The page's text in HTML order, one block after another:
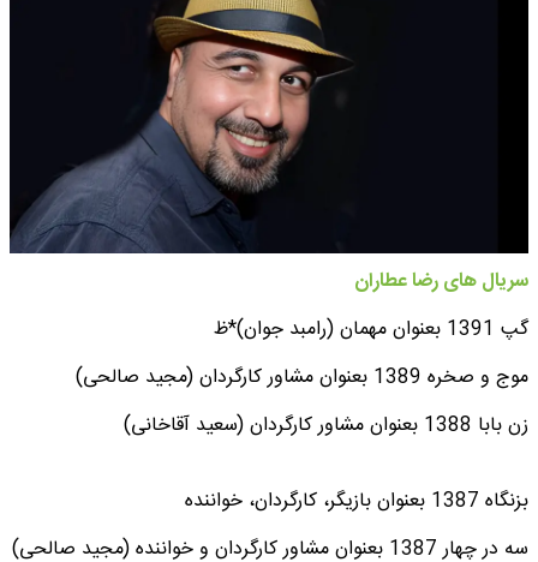
سریال های رضا عطاران
گپ 1391 بعنوان مهمان (رامبد جوان)*ظ
موج و صخره 1389 بعنوان مشاور کارگردان (مجید صالحی)
زن بابا 1388 بعنوان مشاور کارگردان (سعید آقاخانی)
بزنگاه 1387 بعنوان بازیگر، کارگردان، خواننده
سه در چهار 1387 بعنوان مشاور کارگردان و خواننده (مجید صالحی)